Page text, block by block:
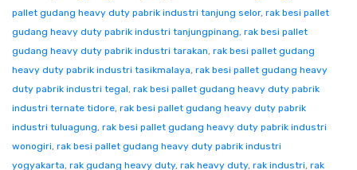
pallet gudang heavy duty pabrik industri tanjung selor, rak besi pallet
gudang heavy duty pabrik industri tanjungpinang, rak besi pallet
gudang heavy duty pabrik industri tarakan, rak besi pallet gudang
heavy duty pabrik industri tasikmalaya, rak besi pallet gudang heavy
duty pabrik industri tegal, rak besi pallet gudang heavy duty pabrik
industri ternate tidore, rak besi pallet gudang heavy duty pabrik
industri tuluagung, rak besi pallet gudang heavy duty pabrik industri
wonogiri, rak besi pallet gudang heavy duty pabrik industri
yogyakarta, rak gudang heavy duty, rak heavy duty, rak industri, rak